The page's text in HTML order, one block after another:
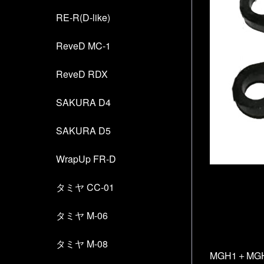
RE-R(D-like)
ReveD MC-1
ReveD RDX
SAKURA D4
SAKURA D5
WrapUp FR-D
タミヤ CC-01
タミヤ M-06
タミヤ M-08
MGH1＋